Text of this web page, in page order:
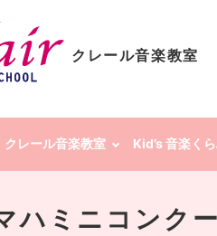
クレール音楽教室
クレール音楽教室 Kid’s 音楽く
ハミニコンク